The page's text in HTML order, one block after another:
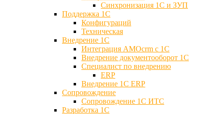
Синхронизация 1С и ЗУП
Поддержка 1С
Конфигураций
Техническая
Внедрение 1С
Интеграция AMOcrm с 1C
Внедрение документооборот 1С
Специалист по внедрению
ERP
Внедрение 1С ERP
Cопровождение
Cопровождение 1С ИТС
Разработка 1C